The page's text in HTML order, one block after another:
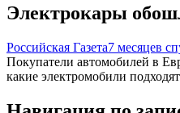
Электрокары
Российская Газета7 месяцев
Покупатели автомобилей в
какие электромобили